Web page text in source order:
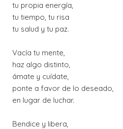
tu propia energía,
tu tiempo, tu risa
tu salud y tu paz.
Vacía tu mente,
haz algo distinto,
ámate y cuídate,
ponte a favor de lo deseado,
en lugar de luchar.
Bendice y libera,